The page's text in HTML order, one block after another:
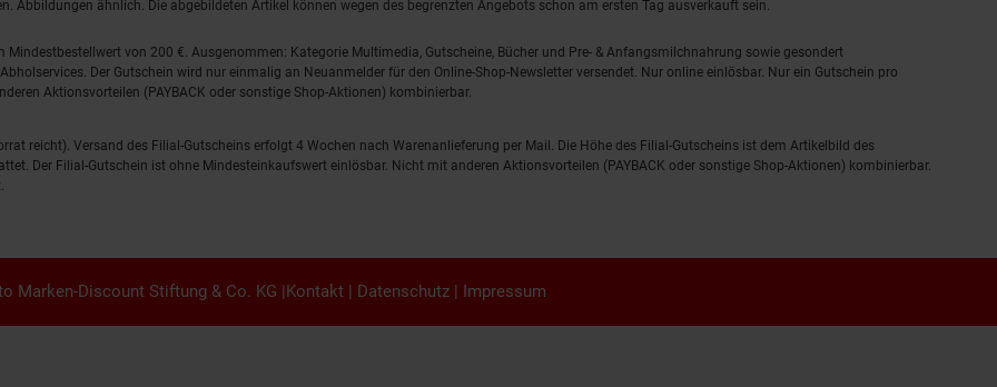
Abbildungen ähnlich. Die abgebildeten Artikel können wegen des begrenzten Angebots schon am ersten Tag ausverkauft sein.
von 200 €. Ausgenommen: Kategorie Multimedia, Gutscheine, Bücher und Pre- & Anfangsmilchnahrung sowie gesondert
Der Gutschein wird nur einmalig an Neuanmelder für den Online-Shop-Newsletter versendet. Nur online einlösbar. Nur ein Gutschein pro
Aktionsvorteilen (PAYBACK oder sonstige Shop-Aktionen) kombinierbar.
reicht). Versand des Filial-Gutscheins erfolgt 4 Wochen nach Warenanlieferung per Mail. Die Höhe des Filial-Gutscheins ist dem Artikelbild des
Der Filial-Gutschein ist ohne Mindesteinkaufswert einlösbar. Nicht mit anderen Aktionsvorteilen (PAYBACK oder sonstige Shop-Aktionen) kombinierbar.
Marken-Discount Stiftung & Co. KG | Kontakt Datenschutz| Impressum